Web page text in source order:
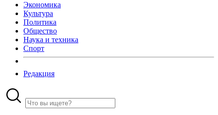
Экономика
Культура
Политика
Общество
Наука и техника
Спорт
Редакция